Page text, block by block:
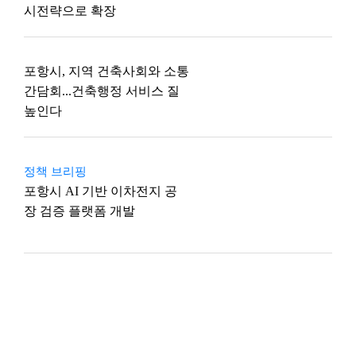
시전략으로 확장
포항시, 지역 건축사회와 소통
간담회...건축행정 서비스 질
높인다
정책 브리핑
포항시 AI 기반 이차전지 공
장 검증 플랫폼 개발